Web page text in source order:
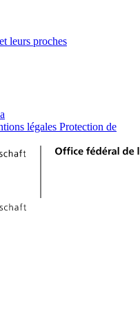
leurs proches
légales Protection de